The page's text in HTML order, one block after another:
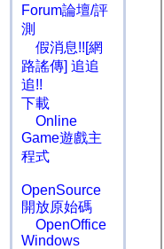
Forum論壇/評
測
假消息!![網
路謠傳] 追追
追!!
下載
Online
Game遊戲主
程式
OpenSource
開放原始碼
OpenOffice
Windows